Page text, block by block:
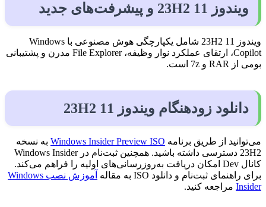
ویندوز 11 23H2 و پیشرفت‌های جدید
ویندوز 11 23H2 شامل یکپارچگی هوش مصنوعی با Windows
Copilot، ارتقای عملکرد نوار وظیفه، File Explorer مدرن و پشتیبانی
بومی از RAR و 7z است.
دانلود زودهنگام ویندوز 11 23H2
می‌توانید از طریق برنامه Windows Insider Preview ISO به نسخه
23H2 دسترسی داشته باشید. همچنین ثبت‌نام در Windows Insider
کانال Dev امکان دریافت به‌روزرسانی‌های اولیه را فراهم می‌کند.
برای راهنمای ثبت‌نام و دانلود ISO به مقاله
آموزش نصب Windows
Insider مراجعه کنید.